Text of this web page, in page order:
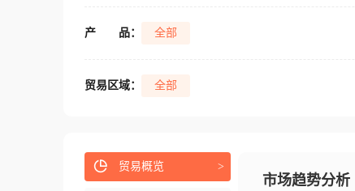
产 品： 全部
贸易区域： 全部
市场趋势分析
贸易概览 >